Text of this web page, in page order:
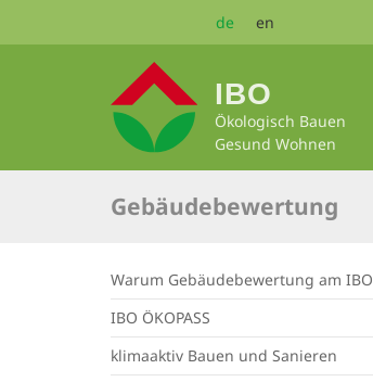
de en
IBO
Ökologisch Bauen
Gesund Wohnen
Gebäudebewertung
Warum Gebäudebewertung am IBO
IBO ÖKOPASS
klimaaktiv Bauen und Sanieren